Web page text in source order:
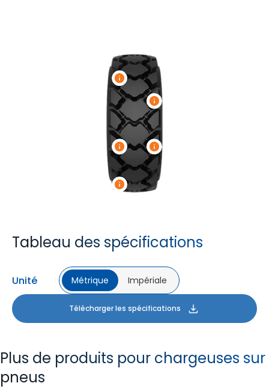
Tableau des spécifications
Unité Métrique Impériale
Télécharger les spécifications
Plus de produits pour chargeuses sur
pneus